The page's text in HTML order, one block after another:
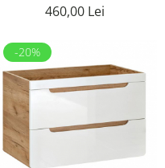
460,00 Lei
-20%